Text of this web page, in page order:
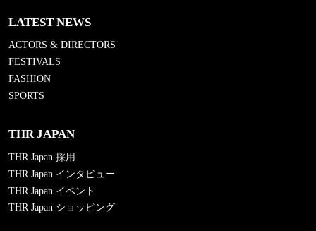
LATEST NEWS
ACTORS & DIRECTORS
FESTIVALS
FASHION
SPORTS
THR JAPAN
THR Japan 採用
THR Japan インタビュー
THR Japan イベント
THR Japan ショッピング